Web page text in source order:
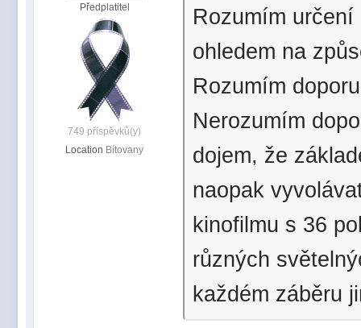
Předplatitel
749 příspěvků(y)
Location Bítovany
Rozumím
ohledem na
Rozumím
Nerozumím
dojem, že
naopak
kinofilmu s 36
různých
každém záběru